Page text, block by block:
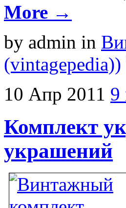
More →
by admin in
(vintagepedia))
10 Апр 2011 9
Комплект
украшений